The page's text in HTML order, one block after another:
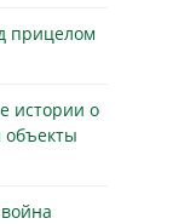
прицелом
истории о
объекты